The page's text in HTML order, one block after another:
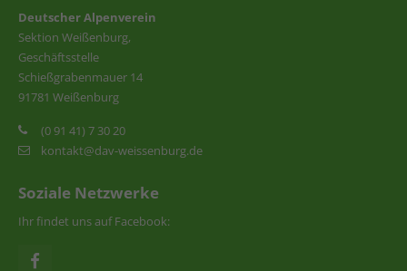
Deutscher Alpenverein
Sektion Weißenburg,
Geschäftsstelle
Schießgrabenmauer 14
91781 Weißenburg
(0 91 41) 7 30 20
kontakt@dav-weissenburg.de
Soziale Netzwerke
Ihr findet uns auf Facebook: